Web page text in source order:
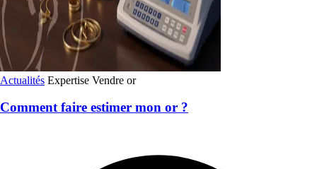
Actualités Expertise Vendre or
Comment faire estimer mon or ?